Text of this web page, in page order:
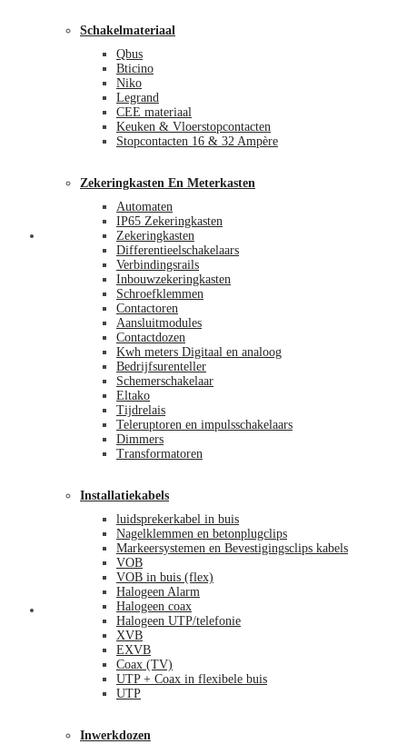
Mijn account
Schakelmateriaal
Qbus
Bticino
Niko
Legrand
CEE materiaal
Keuken & Vloerstopcontacten
Stopcontacten 16 & 32 Ampère
Zekeringkasten En Meterkasten
Automaten
IP65 Zekeringkasten
Zekeringkasten
Differentieelschakelaars
Verbindingsrails
Inbouwzekeringkasten
Schroefklemmen
Contactoren
Aansluitmodules
Contactdozen
Kwh meters Digitaal en analoog
Bedrijfsurenteller
Schemerschakelaar
Eltako
Tijdrelais
Teleruptoren en impulsschakelaars
Dimmers
Transformatoren
Installatiekabels
luidsprekerkabel in buis
Nagelklemmen en betonplugclips
Markeersystemen en Bevestigingsclips kabels
VOB
VOB in buis (flex)
Halogeen Alarm
Halogeen coax
Halogeen UTP/telefonie
XVB
EXVB
Coax (TV)
UTP + Coax in flexibele buis
UTP
Inwerkdozen